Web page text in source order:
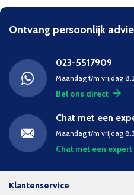
Ontvang persoonlijk
023-5517909
Maandag t/m vrijdag
Bel ons direct
Chat met een
Maandag t/m vrijdag
Chat met een expert
Klantenservice